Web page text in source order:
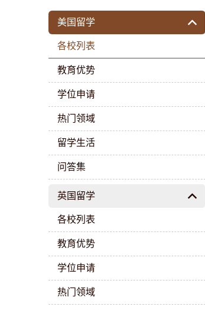
美国留学
各校列表
教育优势
学位申请
热门领域
留学生活
问答集
英国留学
各校列表
教育优势
学位申请
热门领域